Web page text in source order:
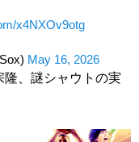
x4NXOv9otg
May 16, 2026
、謎シャウトの実